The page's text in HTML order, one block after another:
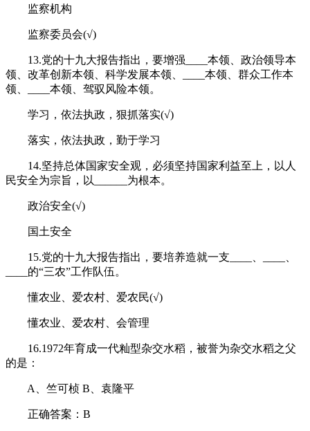
监察机构
监察委员会(√)
13.党的十九大报告指出，要增强____本领、政治领导本
领、改革创新本领、科学发展本领、____本领、群众工作本
领、____本领、驾驭风险本领。
学习，依法执政，狠抓落实(√)
落实，依法执政，勤于学习
14.坚持总体国家安全观，必须坚持国家利益至上，以人
民安全为宗旨，以______为根本。
政治安全(√)
国土安全
15.党的十九大报告指出，要培养造就一支____、____、
____的“三农”工作队伍。
懂农业、爱农村、爱农民(√)
懂农业、爱农村、会管理
16.1972年育成一代籼型杂交水稻，被誉为杂交水稻之父
的是：
A、竺可桢 B、袁隆平
正确答案：B